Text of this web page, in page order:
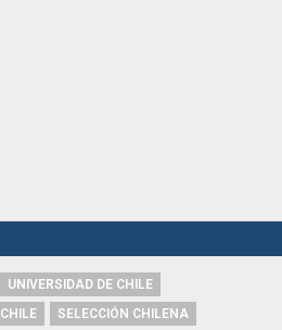
UNIVERSIDAD DE CHILE
CHILE
SELECCIÓN CHILENA